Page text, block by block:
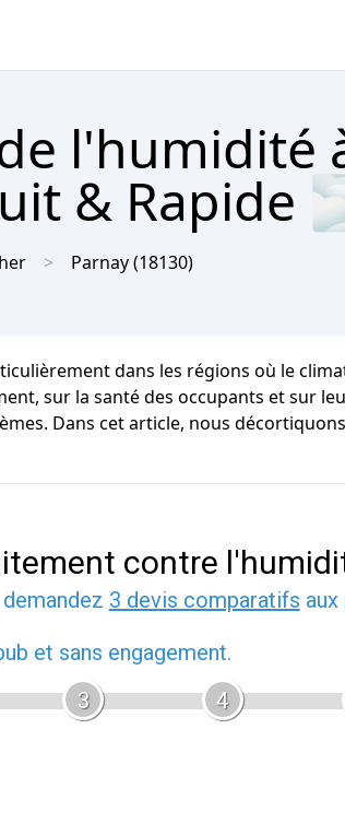
l'humidité
& Rapide
Parnay(18130)
dans les régions où le
sur la santé des occupants et sur
Dans cet article, nous
contre
3 devis comparatifs aux
et sans engagement.
3 4